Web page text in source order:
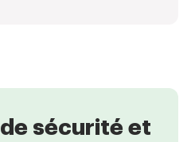
sécurité et